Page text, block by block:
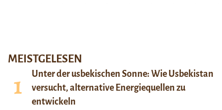
MEISTGELESEN
Unter der usbekischen Sonne: Wie Usbekistan
versucht, alternative Energiequellen zu
entwickeln